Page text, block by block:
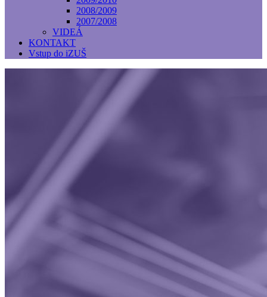
2008/2009
2007/2008
VIDEÁ
KONTAKT
Vstup do iZUŠ